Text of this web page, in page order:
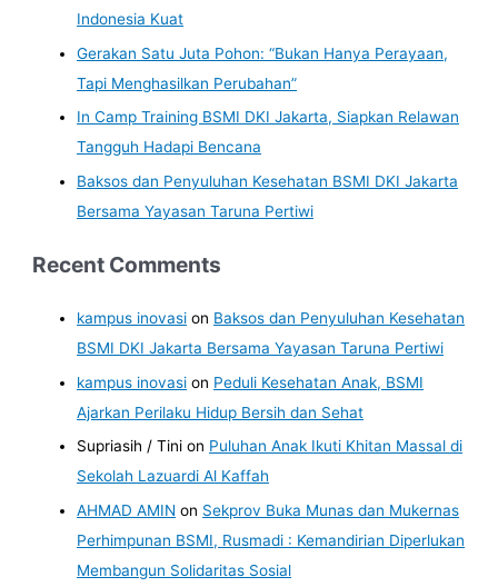
Indonesia Kuat
Gerakan Satu Juta Pohon: “Bukan Hanya Perayaan,
Tapi Menghasilkan Perubahan”
In Camp Training BSMI DKI Jakarta, Siapkan Relawan
Tangguh Hadapi Bencana
Baksos dan Penyuluhan Kesehatan BSMI DKI Jakarta
Bersama Yayasan Taruna Pertiwi
Recent Comments
kampus inovasi on Baksos dan Penyuluhan Kesehatan
BSMI DKI Jakarta Bersama Yayasan Taruna Pertiwi
kampus inovasi on Peduli Kesehatan Anak, BSMI
Ajarkan Perilaku Hidup Bersih dan Sehat
Supriasih / Tini on Puluhan Anak Ikuti Khitan Massal di
Sekolah Lazuardi Al Kaffah
AHMAD AMIN on Sekprov Buka Munas dan Mukernas
Perhimpunan BSMI, Rusmadi : Kemandirian Diperlukan
Membangun Solidaritas Sosial